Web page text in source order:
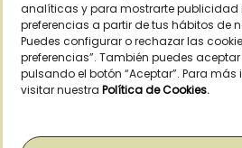
analíticas y para mostrarte publicidad
preferencias a partir de tus hábitos de
Puedes configurar o rechazar las
preferencias”. También puedes
pulsando el botón “Aceptar”. Para
visitar nuestra Política de Cookies.
|Aviso legal|Política de privacidad|